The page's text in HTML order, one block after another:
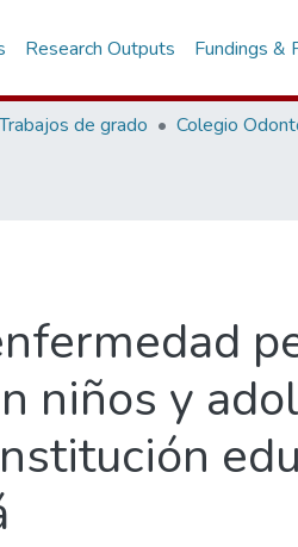
Research Outputs Fundings &
Trabajos de grado
niños y